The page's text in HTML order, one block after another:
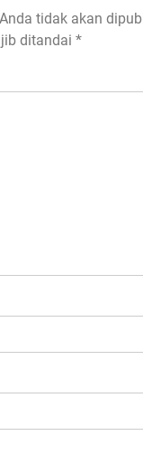
tidak akan
ditandai *